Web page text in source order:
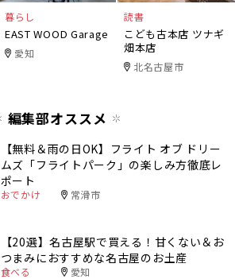
暮らし
EAST WOOD Garage
愛知
読書
こども古本店 ツナギ
畑本店
北名古屋市
編集部オススメ
【無料＆雨の日OK】フライト オブ ドリー
ムズ「フライトパーク」の楽しみ方徹底レ
ポート
おでかけ 常滑市
【20選】名古屋駅で買える！甘くない＆お
つまみにおすすめな名古屋のお土産
食べる 愛知